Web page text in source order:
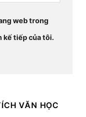
web trong
kế tiếp của tôi.
VĂN HỌC